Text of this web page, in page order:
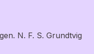
N. F. S. Grundtvig